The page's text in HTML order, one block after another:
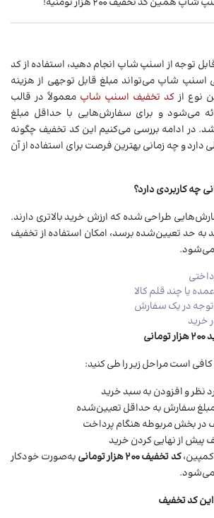
توجه از اسنپ شاپ انجام دهید، استفاده از کد
تومانی اسنپ شاپ می‌تواند مبلغ قابل توجهی از هزینه
نوع ازکد تخفیف اسنپ شاپ معمولاً در قالب
می‌شود و برای سفارش‌هایی با حداقل مبلغ
ادامه بررسی می‌کنیم این کد تخفیف چگونه
و چه زمانی بهترین فرصت برای استفاده از آن
طراحی شده که ارزش خرید بالاتری دارند.
به حد تعیین‌شده برسد، امکان استفاده از تخفیف
یا چند قلم کالا
توجه در یک سفارش
خرید
کافی است مراحل زیر را طی کنید:
نظر و افزودن به سبد خرید
مبلغ سفارش به حداقل تعیین‌شده
در بخش مربوطه هنگام پرداخت
پیش از نهایی کردن خرید
کد تخفیف ۲۰۰ هزار تومانی
به‌صورت خودکار
می‌شود.
این کد تخفیف